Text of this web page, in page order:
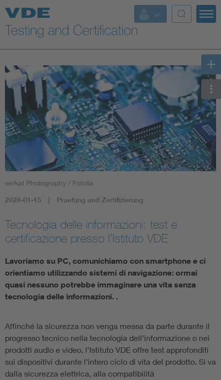
Key Topics
serkat Photography / Fotolia
2024-01-15 Pruefung und Zertifizierung
Tecnologia delle informazioni: test e
certificazione presso l’Istituto VDE
Lavoriamo su PC, comunichiamo con smartphone e ci
orientiamo utilizzando sistemi di navigazione: ormai
quasi nessuno potrebbe immaginare una vita senza
tecnologia delle informazioni. .
Affinché la sicurezza non venga messa da parte durante il
progresso tecnico nella tecnologia dell’informazione o nei
prodotti audio e video, l’Istituto VDE offre test approfonditi
sui dispositivi durante l’intero ciclo di vita del prodotto. Si va
dalla sicurezza elettrica, alla compatibilità